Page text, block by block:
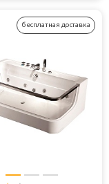
бесплатная доставка